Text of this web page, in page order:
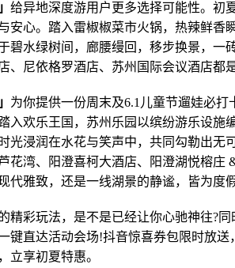
给异地深度游用户更多选择可能性。初
安心。踏入雷椒椒菜市火锅，热辣鲜香
碧水绿树间，廊腰缦回，移步换景，一
、尼依格罗酒店、苏州国际会议酒店都
为你提供一份周末及6.1儿童节遛娃必
入欢乐王国，苏州乐园以缤纷游乐设施
光浸润在水花与笑声中，共同勾勒出无
花湾、阳澄喜柯大酒店、阳澄湖悦榕庄
代雅致，还是一线湖景的静谧，皆为度
精彩玩法，是不是已经让你心驰神往?同
键直达活动会场!抖音惊喜券包限时放
立享初夏特惠。